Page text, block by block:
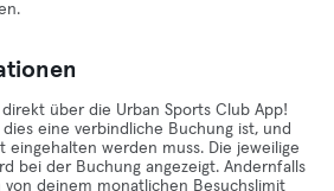
über die Urban Sports Club App!
eine verbindliche Buchung ist, und
eingehalten werden muss. Die jeweilige
bei der Buchung angezeigt. Andernfalls
deinem monatlichen Besuchslimit